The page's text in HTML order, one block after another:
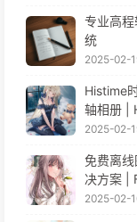
专业高
统
2025-02-
Histime
轴相册 |
2025-02-
免费离
决方案 |
2025-02-